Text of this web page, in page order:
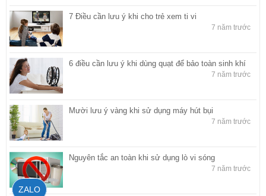
7 Điều cần lưu ý khi cho trẻ xem ti vi
7 năm trước
6 điều cần lưu ý khi dùng quạt để bảo toàn sinh khí
7 năm trước
Mười lưu ý vàng khi sử dụng máy hút bụi
7 năm trước
Nguyên tắc an toàn khi sử dụng lò vi sóng
7 năm trước
ZALO